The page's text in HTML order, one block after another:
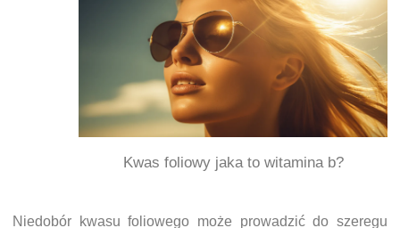
Kwas foliowy jaka to witamina b?
Niedobór kwasu foliowego może prowadzić do szeregu